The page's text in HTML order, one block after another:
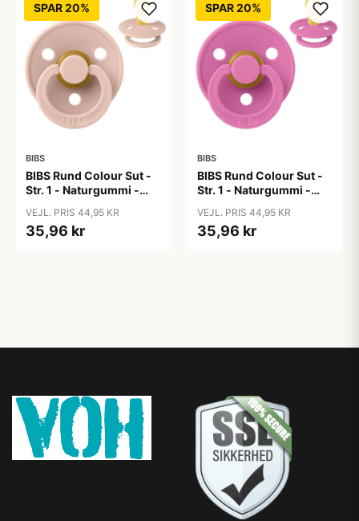
SPAR 20%
BIBS
BIBS Rund Colour Sut -
Str. 1 - Naturgummi -
VEJL. PRIS 44,95 KR
35,96 kr
SPAR 20%
BIBS
BIBS Rund Colour Sut -
Str. 1 - Naturgummi -
VEJL. PRIS 44,95 KR
35,96 kr